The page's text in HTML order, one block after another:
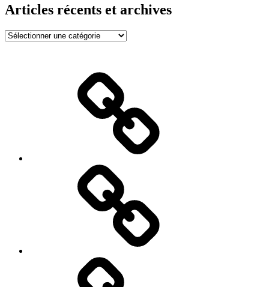
Articles récents et archives
Articles